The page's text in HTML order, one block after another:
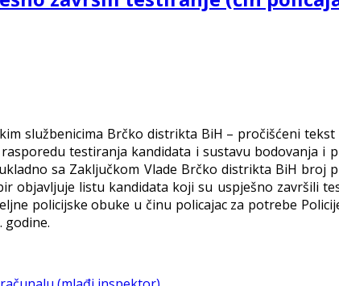
službenicima Brčko distrikta BiH – pročišćeni
testiranja kandidata i sustavu bodovanja i
sa Zaključkom Vlade Brčko distrikta BiH broj
objavljuje listu kandidata koji su uspješno završili
policijske obuke u činu policajac za potrebe
godine.